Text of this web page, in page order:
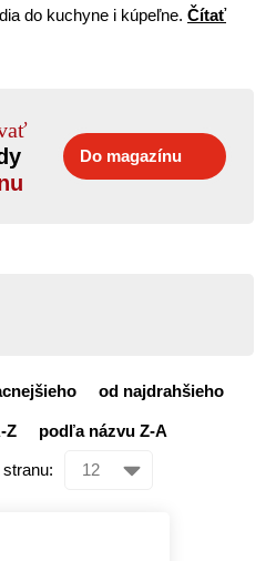
do kuchyne i kúpeľne. Čítať
Do magazínu
od najdrahšieho
Z podľa názvu Z-A